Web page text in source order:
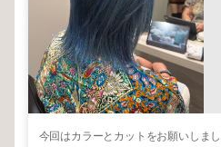
今回はカラーとカットをお願いしまし